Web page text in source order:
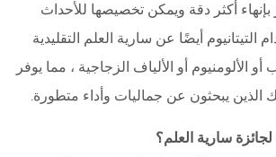
بإنهاء أكثر دقة ويمكن تخصيصها للأحداث
التيتانيوم أيضًا عن سارية العلم التقليدية
الألومنيوم أو الألياف الزجاجية ، مما يوفر
الذين يبحثون عن جماليات وأداء متطورة.
لجائزة سارية العلم؟